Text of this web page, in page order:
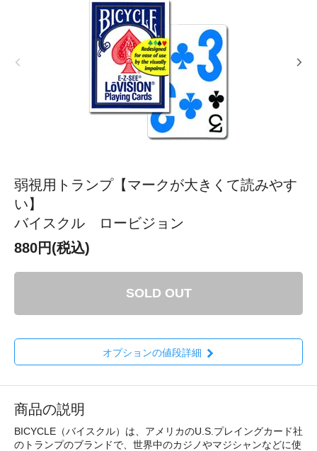
弱視用トランプ【マークが大きくて読みやす
い】
バイスクル ロービジョン
880円(税込)
SOLD OUT
オプションの値段詳細
商品の説明
BICYCLE（バイスクル）は、アメリカのU.S.プレイングカード社
のトランプのブランドで、世界中のカジノやマジシャンなどに使